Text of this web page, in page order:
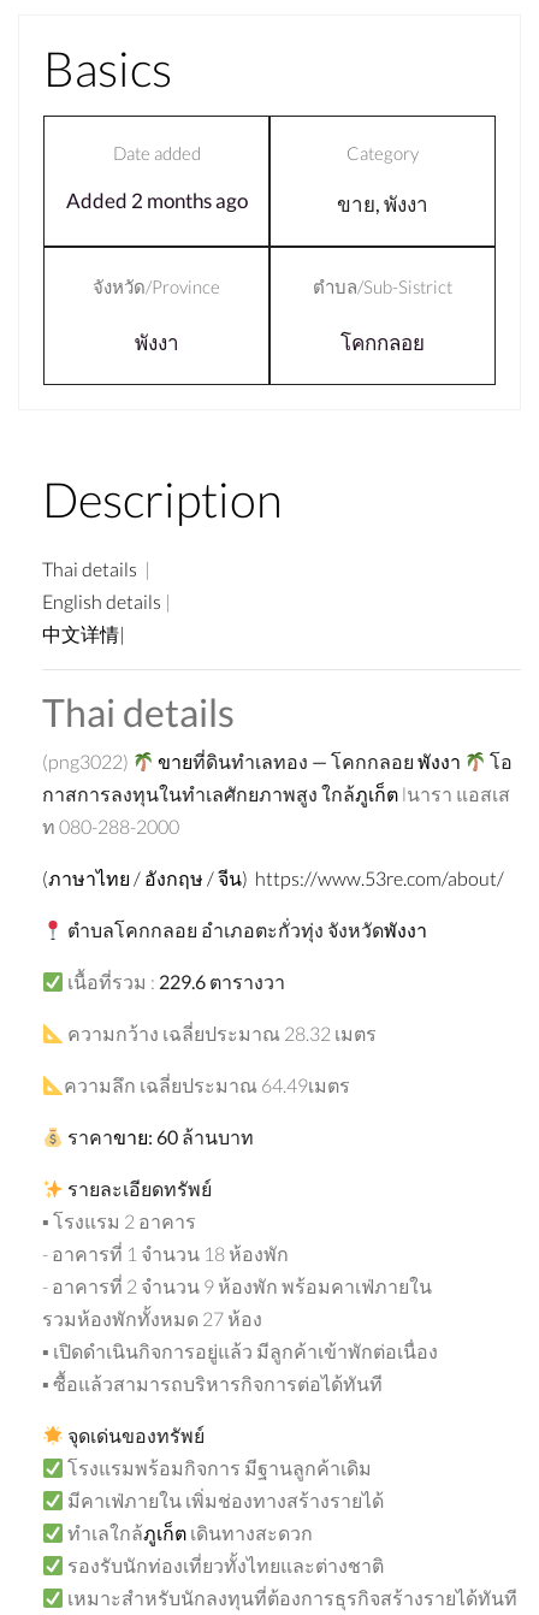
Basics
Date added
Added 2 months ago
Category
ขาย,พังงา
จังหวัด/Province
พังงา
ตำบล/Sub-Sistrict
โคกกลอย
Description
Thai details |
English details |
中文详情|
Thai details
(png3022) ขายที่ดินทำเลทอง —โคกกลอย พังงา
โอ
กาสการลงทุนในทำเลศักยภาพสูง ใกล้ภูเก็ต lนารา แอสเส
ท 080-288-2000
(ภาษาไทย / อังกฤษ / จีน) https://www.53re.com/about/
ตำบลโคกกลอย อำเภอตะกั่วทุ่ง จังหวัดพังงา
เนื้อที่รวม : 229.6 ตารางวา
ความกว้าง เฉลี่ยประมาณ 28.32 เมตร
ความลึก เฉลี่ยประมาณ 64.49เมตร
ราคาขาย: 60 ล้านบาท
รายละเอียดทรัพย์
▪ โรงแรม 2 อาคาร
- อาคารที่ 1 จำนวน 18 ห้องพัก
- อาคารที่ 2 จำนวน 9 ห้องพัก พร้อมคาเฟ่ภายใน
รวมห้องพักทั้งหมด 27 ห้อง
▪ เปิดดำเนินกิจการอยู่แล้ว มีลูกค้าเข้าพักต่อเนื่อง
▪ ซื้อแล้วสามารถบริหารกิจการต่อได้ทันที
จุดเด่นของทรัพย์
โรงแรมพร้อมกิจการ มีฐานลูกค้าเดิม
มีคาเฟ่ภายใน เพิ่มช่องทางสร้างรายได้
ทำเลใกล้ภูเก็ต เดินทางสะดวก
รองรับนักท่องเที่ยวทั้งไทยและต่างชาติ
เหมาะสำหรับนักลงทุนที่ต้องการธุรกิจสร้างรายได้ทันที